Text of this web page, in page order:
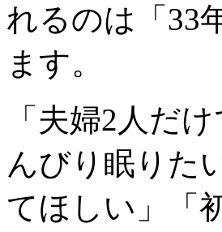
れるのは「33
ます。
「夫婦2人だ
んびり眠りた
てほしい」「